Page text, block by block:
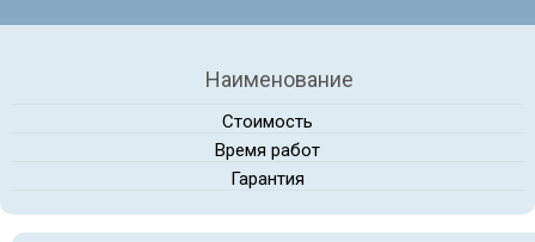
Наименование
Стоимость
Время работ
Гарантия